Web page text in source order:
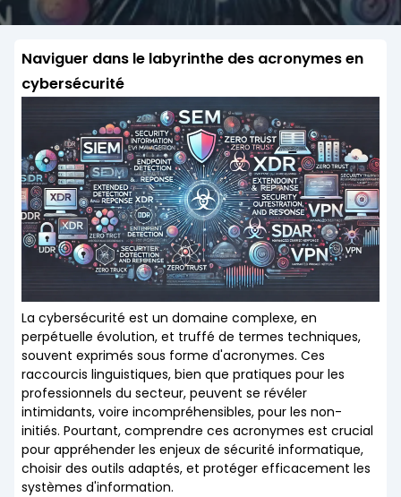
Naviguer dans le labyrinthe des acronymes en
cybersécurité
La cybersécurité est un domaine complexe, en
perpétuelle évolution, et truffé de termes techniques,
souvent exprimés sous forme d'acronymes. Ces
raccourcis linguistiques, bien que pratiques pour les
professionnels du secteur, peuvent se révéler
intimidants, voire incompréhensibles, pour les non-
initiés. Pourtant, comprendre ces acronymes est crucial
pour appréhender les enjeux de sécurité informatique,
choisir des outils adaptés, et protéger efficacement les
systèmes d'information.